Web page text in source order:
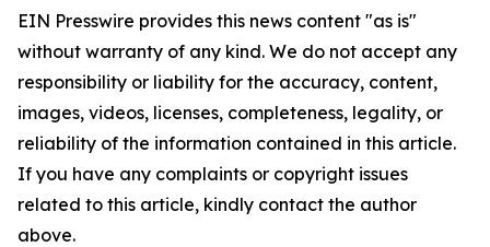
EIN Presswire provides this news content "as is"
without warranty of any kind. We do not accept any
responsibility or liability for the accuracy, content,
images, videos, licenses, completeness, legality, or
reliability of the information contained in this article.
If you have any complaints or copyright issues
related to this article, kindly contact the author
above.